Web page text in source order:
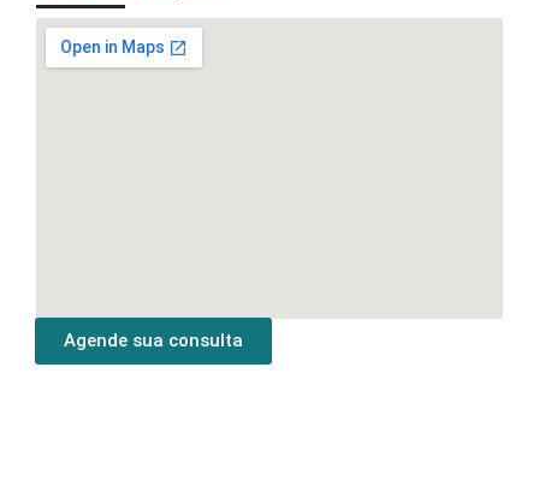
Agende sua consulta